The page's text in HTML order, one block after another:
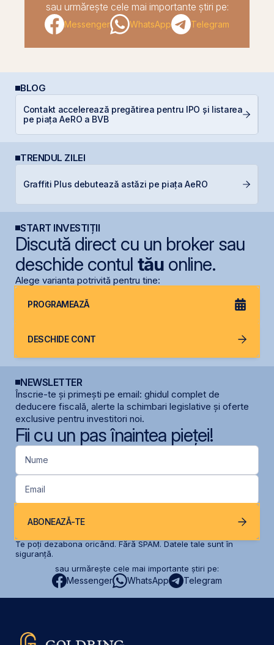
sau urmărește cele mai importante știri pe:
Messenger WhatsApp Telegram
BLOG
Contakt accelerează pregătirea pentru IPO și listarea
pe piața AeRO a BVB
TRENDUL ZILEI
Graffiti Plus debutează astăzi pe piața AeRO
START INVESTIȚII
Discută direct cu un broker sau
deschide contul tăuonline.
Alege varianta potrivită pentru tine:
PROGRAMEAZĂ
DESCHIDE CONT
NEWSLETTER
Înscrie-te și primești pe email: ghidul complet de
deducere fiscală, alerte la schimbari legislative și oferte
exclusive pentru investitori noi.
Fii cu un pas înaintea pieței!
Nume
Email
ABONEAZĂ-TE
Te poți dezabona oricând. Fără SPAM. Datele tale sunt în
siguranță.
sau urmărește cele mai importante știri pe:
Messenger WhatsApp Telegram